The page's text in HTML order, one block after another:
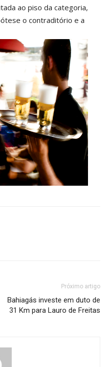
ao piso da categoria,
o contraditório e a
Próximo artigo
Bahiagás investe em duto de
31 Km para Lauro de Freitas